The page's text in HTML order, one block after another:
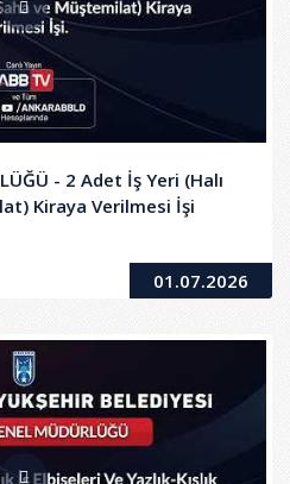
- 2 Adet İş Yeri (Halı
Kiraya Verilmesi İşi
01.07.2026